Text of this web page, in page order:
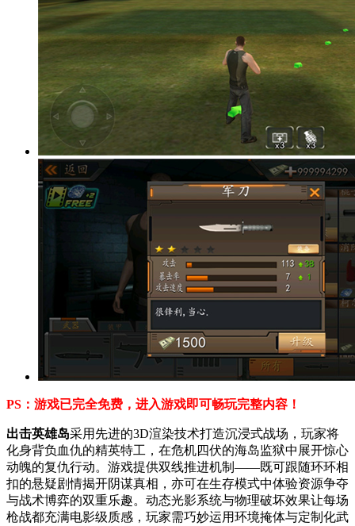
PS：游戏已完全免费，进入游戏即可畅玩完整内容！
出击英雄岛采用先进的3D渲染技术打造沉浸式战场，玩家将
化身背负血仇的精英特工，在危机四伏的海岛监狱中展开惊心
动魄的复仇行动。游戏提供双线推进机制——既可跟随环环相
扣的悬疑剧情揭开阴谋真相，亦可在生存模式中体验资源争夺
与战术博弈的双重乐趣。动态光影系统与物理破坏效果让每场
枪战都充满电影级质感，玩家需巧妙运用环境掩体与定制化武